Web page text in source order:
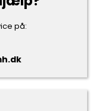
på: